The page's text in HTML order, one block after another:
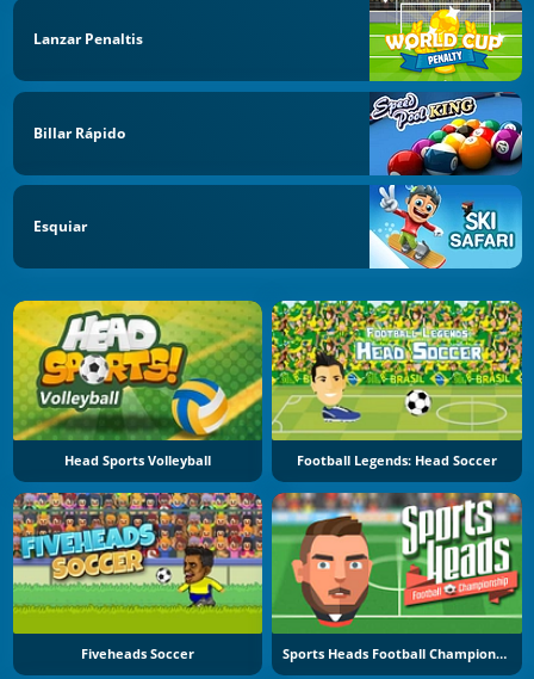
Lanzar Penaltis
Billar Rápido
Esquiar
Head Sports Volleyball Football Legends: Head Soccer
Fiveheads Soccer Sports Heads Football Championship